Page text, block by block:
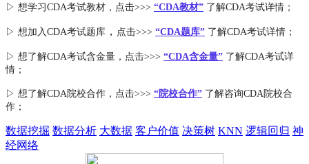
▷ 想学习CDA考试教材，点击>>> “CDA教材” 了解CDA考试详情；
▷ 想加入CDA考试题库 ， 点击>>> “CDA题库” 了解CDA考试详情；
▷ 想了解CDA考试含金量 ，点击>>> “CDA含金量” 了解CDA考试详
情；
▷ 想了解CDA院校合作 ，点击>>> “院校合作” 了解咨询CDA院校合
作；
数据挖掘 数据分析 大数据 客户价值 决策树 KNN 逻辑回归 神
经网络